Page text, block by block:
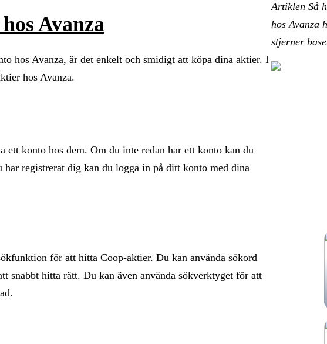
Avanza
hos Avanza, är det enkelt och smidigt att köpa dina aktier. I
hos Avanza.
ett konto hos dem. Om du inte redan har ett konto kan du
registrerat dig kan du logga in på ditt konto med dina
för att hitta Coop-aktier. Du kan använda sökord
snabbt hitta rätt. Du kan även använda sökverktyget för att
Artiklen Så
hos Avanza
stjerner